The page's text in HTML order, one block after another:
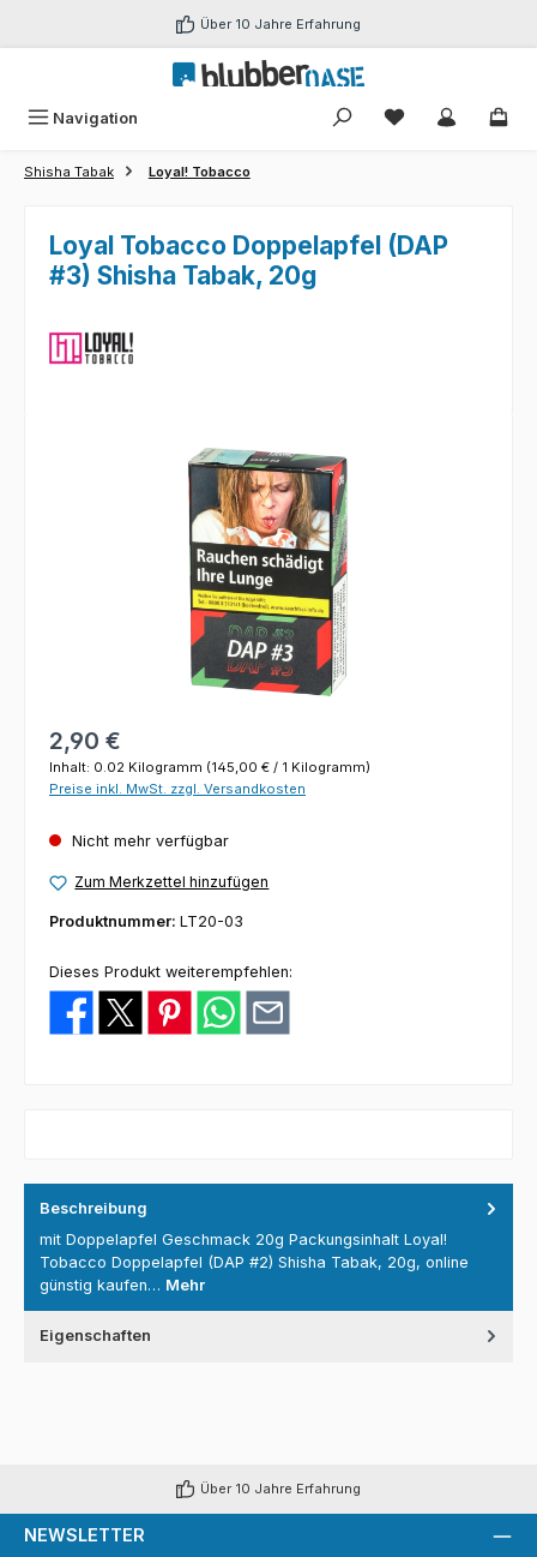
Zum Hauptinhalt springen Über 10 Jahre Erfahrung
Navigation Du hast 0
Shisha Tabak Loyal! Tobacco
Loyal Tobacco Doppelapfel (DAP
#3) Shisha Tabak, 20g
Bildergalerie überspringen
Regulärer Preis:
2,90 €
Inhalt: 0.02 Kilogramm (145,00 € / 1 Kilogramm)
Preise inkl. MwSt. zzgl. Versandkosten
Nicht mehr verfügbar
Zum Merkzettel hinzufügen
Produktnummer: LT20-03
Dieses Produkt weiterempfehlen:
Beschreibung
mit Doppelapfel Geschmack 20g Packungsinhalt Loyal!
Tobacco Doppelapfel (DAP #2) Shisha Tabak, 20g, online
günstig kaufen… Mehr
Eigenschaften
Über 10 Jahre Erfahrung
NEWSLETTER